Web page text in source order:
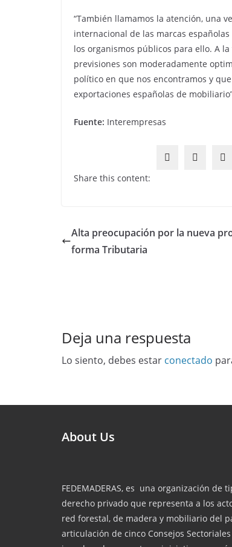
“También llamamos la atención, una
internacional de las marcas
los organismos públicos para ello. A
previsiones son moderadamente
político en que nos encontramos y
exportaciones españolas de
Fuente: Interempresas
Share this content:
Alta preocupación por la nueva
forma Tributaria
Deja una respuesta
Lo siento, debes estar conectado
About Us
FEDEMADERAS, es una organización de
derecho privado que representa a los
red forestal, de madera y mobiliario del
articulación de cinco Consejos